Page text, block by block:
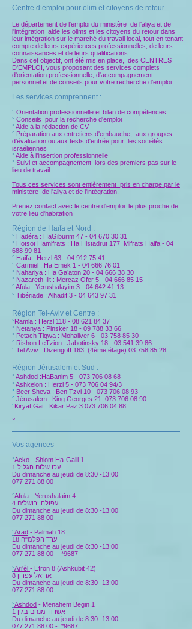
Centre d’emploi pour olim et citoyens de retour
Le département de l'emploi du ministère de l'aliya et de
l'intégration aide les olims et les citoyens du retour dans
leur intégration sur le marché du travail local, tout en tenant
compte de leurs expériences professionnelles, de leurs
connaissances et de leurs qualifications.
Dans cet objectif, ont été mis en place, des CENTRES
D'EMPLOI, vous proposant des services complets
d'orientation professionnelle, d'accompagnement
personnel et de conseils pour votre recherche d'emploi.
Les services comprennent :
° Orientation professionnelle et bilan de compétences
° Conseils pour la recherche d'emploi
°Aide à la rédaction de CV
° Préparation aux entretiens d'embauche, aux groupes
d'évaluation ou aux tests d'entrée pour les sociétés
israéliennes
°Aide à l'insertion professionnelle
° Suivi et accompagnement lors des premiers pas sur le
lieu de travail
Tous ces services sont entièrement pris en charge par le
ministère de l'aliya et de l'intégration
Prenez contact avec le centre d'emploi le plus proche de
votre lieu d'habitation
Région de Haïfa et Nord :
° Hadéra​ : HaGiburim​ 47 - 04 670 30 31
° Hotsot Hamifrats : Ha Histadrut 177 Mifrats Haifa​ - 04
688 99 81
° Haifa ​: Herzl​ 63 - 04 912 75 41
° Carmiel​ : Ha Emek​ 1 - 04 666 76 01
° Nahariya​ : Ha Ga’aton 20 - ​04 666 38 30
° Nazareth Ilit​ : Mercaz Ofer​ 5 - 04 666 85 15
°Afula​ : Yerushalayim 3 - ​04 642 41 13
° Tibériade​ : Alhadif 3 - ​04 643 97 31
Région Tel-Aviv et Centre :
°Ramla : Herzl 118 - 08 621 84 37
° Netanya : Pinsker 18 - 09 788 33 66
° Petach Tiqwa​ : Mohaliver 6 - 03 758 85 30
° Rishon LeTzion​ : Jabotinsky 18 - 03 541 39 86
° Tel Aviv : Dizengoff 163 (4ème étage) 03 758 85 28
Région Jérusalem et Sud :
°Ashdod :HaBanim 5 - 073 706 08 68
°Ashkelon : ​Herzl​ 5 - 073 706 04 94/3
° Beer Sheva : Ben Tzvi 10 - 073 706 08 93
° Jérusalem : King Georges 21 073 706 08 90
°Kiryat Gat : Kikar Paz 3 073 706 04 88
°
Vos agences
​°Acko - Shlom Ha-Galil 1
עכו שלום הגליל 1
Du dimanche au jeudi de 8:30 -13:00
077 271 88 00
°Afula - Yerushalaim 4
עפולה ירושלים 4
Du dimanche au jeudi de 8:30 -13:00
077 271 88 00 -
°Arad - Palmah 18
ערד הפלמ"ח 18
Du dimanche au jeudi de 8:30 -13:00
077 271 88 00 - *9687
°Ari'èl - Efron 8 (Ashkubit 42)
אריאל עפרון 8
Du dimanche au jeudi de 8:30 -13:00
077 271 88 00
°Ashdod - Menahem Begin 1
Du dimanche au jeudi de 8:30 -13:00
077 271 88 00 - *9687